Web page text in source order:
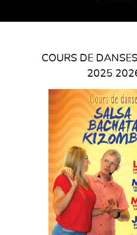
COURS DE
2025